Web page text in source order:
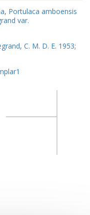
, Portulaca amboensis
var.
C. M. D. E. 1953;